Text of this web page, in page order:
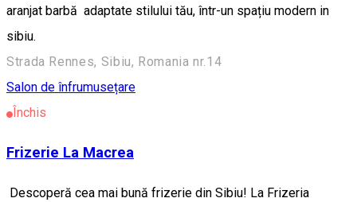
aranjat barbă adaptate stilului tău, într-un spațiu modern in
sibiu.
Strada Rennes, Sibiu, Romania nr.14
Salon de înfrumusețare
Închis
Frizerie La Macrea
Descoperă cea mai bună frizerie din Sibiu! La Frizeria